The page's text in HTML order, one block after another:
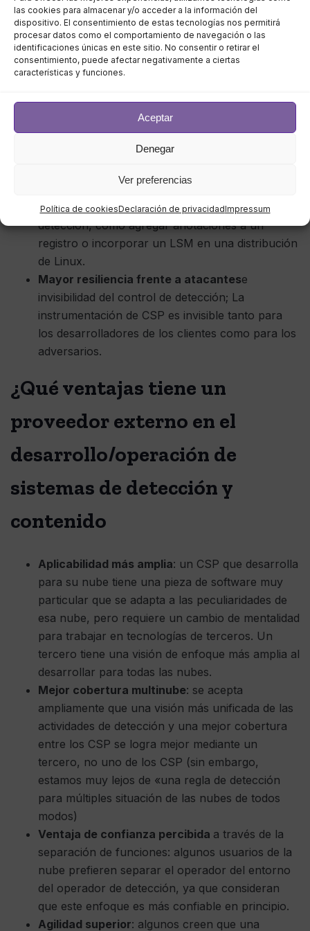
las cookies para almacenar y/o acceder a la información del
dispositivo. El consentimiento de estas tecnologías nos permitirá
procesar datos como el comportamiento de navegación o las
identificaciones únicas en este sitio. No consentir o retirar el
consentimiento, puede afectar negativamente a ciertas
características y funciones.
Aceptar
Denegar
Ver preferencias
Política de cookiesDeclaración de privacidadImpressum
privacidad/seguridad/rendimiento.
Alerta avanzada/detección temprana: CSP
puede trabajar con equipos internos para
desarrollar la detección de vulnerabilidades y
problemas embargados; también puede confiar
en la amplia conciencia de amenazas del
proveedor de la nube.
Acceso a equipos ascendentes en el
proveedor de la nube: los equipos de detección
equipos internos para modificar sistemas a fin de
producir señales adicionales necesarias para la
detección, como agregar anotaciones a un
registro o incorporar un LSM en una distribución
de Linux.
Mayor resiliencia frente a atacantese
invisibilidad del control de detección; La
instrumentación de CSP es invisible tanto para
los desarrolladores de los clientes como para los
adversarios.
¿Qué ventajas tiene un
proveedor externo en el
desarrollo/operación de
sistemas de detección y
contenido
Aplicabilidad más amplia: un CSP que desarrolla
para su nube tiene una pieza de software muy
particular que se adapta a las peculiaridades de
esa nube, pero requiere un cambio de mentalidad
para trabajar en tecnologías de terceros. Un
tercero tiene una visión de enfoque más amplia al
desarrollar para todas las nubes.
Mejor cobertura multinube: se acepta
ampliamente que una visión más unificada de las
actividades de detección y una mejor cobertura
entre los CSP se logra mejor mediante un
tercero, no uno de los CSP (sin embargo,
estamos muy lejos de «una regla de detección
para múltiples situación de las nubes de todos
modos)
Ventaja de confianza percibida a través de la
separación de funciones: algunos usuarios de la
nube prefieren separar el operador del entorno
del operador de detección, ya que consideran
que este enfoque es más confiable en principio.
Agilidad superior: algunos creen que una